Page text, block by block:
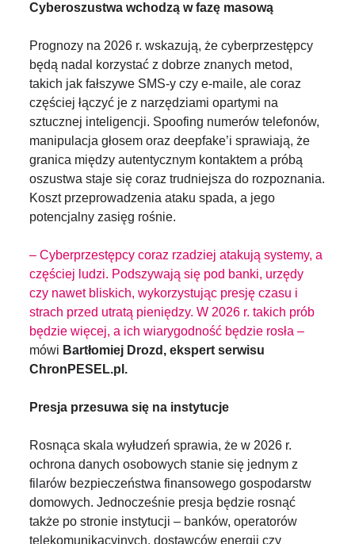
Cyberoszustwa wchodzą w fazę masową
Prognozy na 2026 r. wskazują, że cyberprzestępcy
będą nadal korzystać z dobrze znanych metod,
takich jak fałszywe SMS-y czy e-maile, ale coraz
częściej łączyć je z narzędziami opartymi na
sztucznej inteligencji. Spoofing numerów telefonów,
manipulacja głosem oraz deepfake’i sprawiają, że
granica między autentycznym kontaktem a próbą
oszustwa staje się coraz trudniejsza do rozpoznania.
Koszt przeprowadzenia ataku spada, a jego
potencjalny zasięg rośnie.
– Cyberprzestępcy coraz rzadziej atakują systemy, a
częściej ludzi. Podszywają się pod banki, urzędy
czy nawet bliskich, wykorzystując presję czasu i
strach przed utratą pieniędzy. W 2026 r. takich prób
będzie więcej, a ich wiarygodność będzie rosła –
mówi Bartłomiej Drozd, ekspert serwisu
ChronPESEL.pl.
Presja przesuwa się na instytucje
Rosnąca skala wyłudzeń sprawia, że w 2026 r.
ochrona danych osobowych stanie się jednym z
filarów bezpieczeństwa finansowego gospodarstw
domowych. Jednocześnie presja będzie rosnąć
także po stronie instytucji – banków, operatorów
telekomunikacyjnych, dostawców energii czy